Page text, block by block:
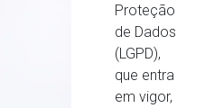
Proteção
de Dados
(LGPD),
que entra
em vigor,